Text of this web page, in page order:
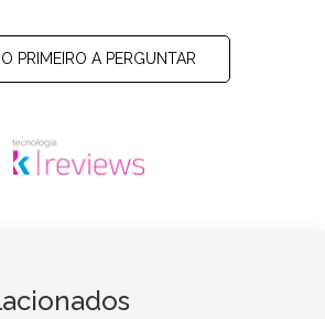
PRIMEIRO A PERGUNTAR